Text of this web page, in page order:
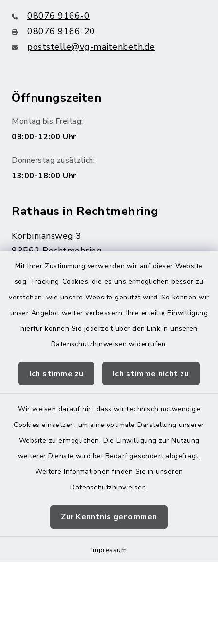
Mit Ihrer Zustimmung verwenden wir auf dieser Website
sog. Tracking-Cookies, die es uns ermöglichen besser zu
verstehen, wie unsere Website genutzt wird. So können wir
unser Angebot weiter verbessern. Ihre erteilte Einwilligung
hierfür können Sie jederzeit über den Link in unseren
Datenschutzhinweisen widerrufen.
Ich stimme zu Ich stimme nicht zu
Wir weisen darauf hin, dass wir technisch notwendige
Cookies einsetzen, um eine optimale Darstellung unserer
Website zu ermöglichen. Die Einwilligung zur Nutzung
weiterer Dienste wird bei Bedarf gesondert abgefragt.
Weitere Informationen finden Sie in unseren
Datenschutzhinweisen.
Zur Kenntnis genommen
Impressum
08076 9166-0
08076 9166-20
poststelle@vg-maitenbeth.de
Öffnungszeiten
Montag bis Freitag:
08:00-12:00 Uhr
Donnerstag zusätzlich:
13:00-18:00 Uhr
Rathaus in Rechtmehring
Korbiniansweg 3
83562 Rechtmehring
08076 499
08076 8595
poststelle@vg-maitenbeth.de
Landratsamt Mühldorf
Barrierefreiheit
Impressum
Sitemap